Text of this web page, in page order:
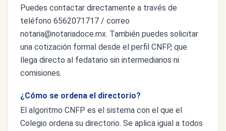
Puedes contactar directamente a través de
teléfono 6562071717 / correo
notaria@notariadoce.mx. También puedes solicitar
una cotización formal desde el perfil CNFP, que
llega directo al fedatario sin intermediarios ni
comisiones.
¿Cómo se ordena el directorio?
El algoritmo CNFP es el sistema con el que el
Colegio ordena su directorio. Se aplica igual a todos